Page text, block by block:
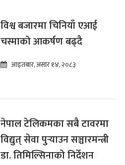
विश्व बजारमा चिनियाँ एआई
चस्माको आकर्षण बढ्दै
आइतबार, असार १४, २०८३
नेपाल टेलिकमका सबै टावरमा
विद्युत् सेवा पुर्‍याउन सञ्चारमन्त्री
डा. तिमिल्सिनाको निर्देशन